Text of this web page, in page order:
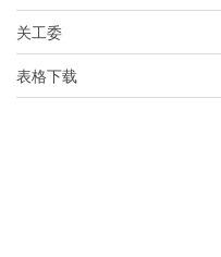
关工委
表格下载